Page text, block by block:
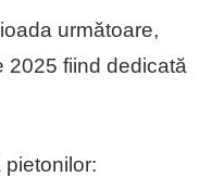
următoare,
2025 fiind dedicată
pietonilor: